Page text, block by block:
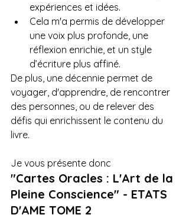
expériences et idées.
Cela m'a permis de développer
une voix plus profonde, une
réflexion enrichie, et un style
d’écriture plus affiné.
De plus, une décennie permet de
voyager, d'apprendre, de rencontrer
des personnes, ou de relever des
défis qui enrichissent le contenu du
livre.
Je vous présente donc
"Cartes Oracles : L'Art de la
Pleine Conscience" - ETATS
D'AME TOME 2